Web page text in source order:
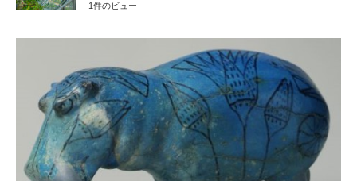
1件のビュー